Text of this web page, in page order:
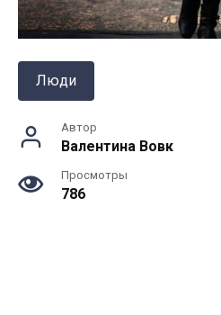
Люди
Автор
Валентина Вовк
Просмотры
786